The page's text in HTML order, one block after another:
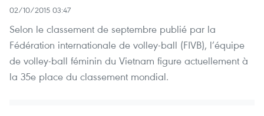
02/10/2015 03:47
Selon le classement de septembre publié par la
Fédération internationale de volley-ball (FIVB), l’équipe
de volley-ball féminin du Vietnam figure actuellement à
la 35e place du classement mondial.